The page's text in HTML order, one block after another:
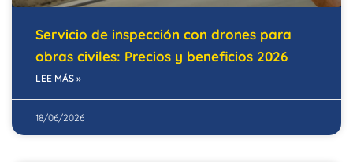
Servicio de inspección con drones para
obras civiles: Precios y beneficios 2026
LEE MÁS »
18/06/2026